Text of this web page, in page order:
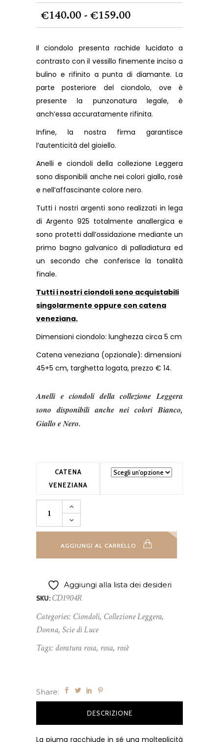
€140.00-€159.00Fascia
di
prezzo:
da
€140.00
a
€159.00
Il ciondolo presenta rachide lucidato a
contrasto con il vessillo finemente inciso a
bulino e rifinito a punta di diamante. La
parte posteriore del ciondolo, ove è
presente la punzonatura legale, è
anch’essa accuratamente rifinita.
Infine, la nostra firma garantisce
l’autenticità del gioiello.
Anelli e ciondoli della collezione Leggera
sono disponibili anche nei colori giallo, rosè
e nell’affascinante colore nero.
Tutti i nostri argenti sono realizzati in lega
di Argento 925 totalmente anallergica e
sono protetti dall’ossidazione mediante un
primo bagno galvanico di palladiatura ed
un secondo che conferisce la tonalità
finale.
Tutti i nostri ciondoli sono acquistabili
singolarmente oppure con catena
veneziana.
Dimensioni ciondolo: lunghezza circa 5 cm
Catena veneziana (opzionale): dimensioni
45+5 cm, targhetta logata, prezzo € 14.
Anelli e ciondoli della collezione Leggera
sono disponibili anche nei colori Bianco,
Giallo e Nero.
CATENA
VENEZIANA
Ciondolo
Leggera
Rosa
quantità
AGGIUNGI AL CARRELLO
Aggiungi alla lista dei desideri
SKU: CD1904R
Categories: Ciondoli, Collezione Leggera,
Donna, Scie di Luce
Tags: doratura rosa, rosa, rosè
Share:
DESCRIZIONE
La piuma racchiude in sé una molteplicità